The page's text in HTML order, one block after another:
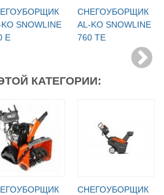
SNOWLINE
E
СНЕГОУБОРЩИК
AL-KO SNOWLINE
760 TE
КАТЕГОРИИ:
СНЕГОУБОРЩИК